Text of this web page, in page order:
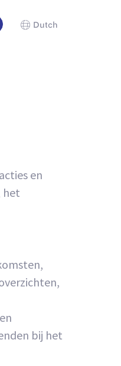
Dutch
en
het
bij het